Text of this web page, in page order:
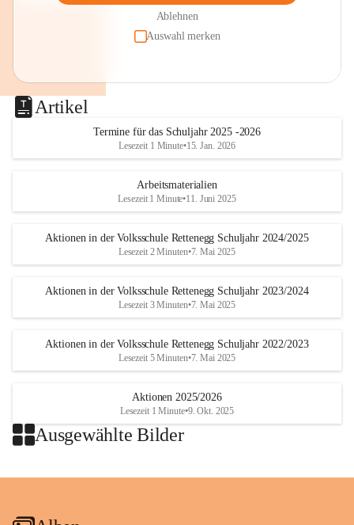
Ablehnen
Auswahl merken
Artikel
Termine für das Schuljahr 2025 -2026
Lesezeit 1 Minute•15. Jan. 2026
Arbeitsmaterialien
Lesezeit 1 Minute•11. Juni 2025
Aktionen in der Volksschule Rettenegg Schuljahr 2024/2025
Lesezeit 2 Minuten•7. Mai 2025
Aktionen in der Volksschule Rettenegg Schuljahr 2023/2024
Lesezeit 3 Minuten•7. Mai 2025
Aktionen in der Volksschule Rettenegg Schuljahr 2022/2023
Lesezeit 5 Minuten•7. Mai 2025
Aktionen 2025/2026
Lesezeit 1 Minute•9. Okt. 2025
Ausgewählte Bilder